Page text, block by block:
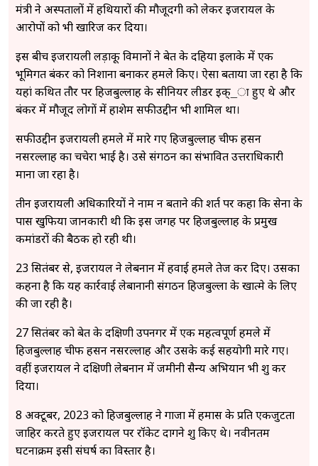
मंत्री ने अस्पतालों में हथियारों की मौजूदगी को लेकर इजरायल के
आरोपों को भी खारिज कर दिया।
इस बीच इजरायली लड़ाकू विमानों ने बेरूत के दहिया इलाके में एक
भूमिगत बंकर को निशाना बनाकर हमले किए। ऐसा बताया जा रहा है कि
यहां कथित तौर पर हिजबुल्लाह के सीनियर लीडर इक्_ा हुए थे और
बंकर में मौजूद लोगों में हाशेम सफीउद्दीन भी शामिल था।
सफीउद्दीन इजरायली हमले में मारे गए हिजबुल्लाह चीफ हसन
नसरल्लाह का चचेरा भाई है। उसे संगठन का संभावित उत्तराधिकारी
माना जा रहा है।
तीन इजरायली अधिकारियों ने नाम न बताने की शर्त पर कहा कि सेना के
पास खुफिया जानकारी थी कि इस जगह पर हिजबुल्लाह के प्रमुख
कमांडरों की बैठक हो रही थी।
23 सितंबर से, इजरायल ने लेबनान में हवाई हमले तेज कर दिए। उसका
कहना है कि यह कार्रवाई लेबानानी संगठन हिजबुल्ला के खात्मे के लिए
की जा रही है।
27 सितंबर को बेरूत के दक्षिणी उपनगर में एक महत्वपूर्ण हमले में
हिजबुल्लाह चीफ हसन नसरल्लाह और उसके कई सहयोगी मारे गए।
वहीं इजरायल ने दक्षिणी लेबनान में जमीनी सैन्य अभियान भी शुरू कर
दिया।
8 अक्टूबर, 2023 को हिजबुल्लाह ने गाजा में हमास के प्रति एकजुटता
जाहिर करते हुए इजरायल पर रॉकेट दागने शुरू किए थे। नवीनतम
घटनाक्रम इसी संघर्ष का विस्तार है।